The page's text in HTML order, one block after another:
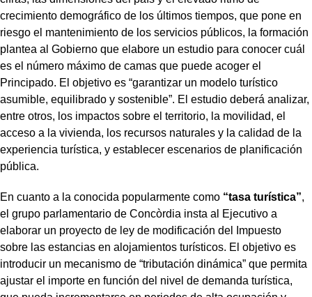
crecimiento demográfico de los últimos tiempos, que pone en
riesgo el mantenimiento de los servicios públicos, la formación
plantea al Gobierno que elabore un estudio para conocer cuál
es el número máximo de camas que puede acoger el
Principado. El objetivo es “garantizar un modelo turístico
asumible, equilibrado y sostenible”. El estudio deberá analizar,
entre otros, los impactos sobre el territorio, la movilidad, el
acceso a la vivienda, los recursos naturales y la calidad de la
experiencia turística, y establecer escenarios de planificación
pública.
En cuanto a la conocida popularmente como “tasa turística”,
el grupo parlamentario de Concòrdia insta al Ejecutivo a
elaborar un proyecto de ley de modificación del Impuesto
sobre las estancias en alojamientos turísticos. El objetivo es
introducir un mecanismo de “tributación dinámica” que permita
ajustar el importe en función del nivel de demanda turística,